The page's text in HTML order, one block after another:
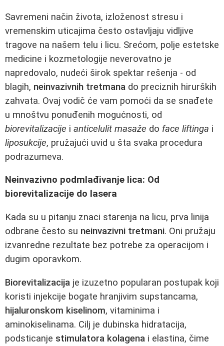
Savremeni način života, izloženost stresu i
vremenskim uticajima često ostavljaju vidljive
tragove na našem telu i licu. Srećom, polje estetske
medicine i kozmetologije neverovatno je
napredovalo, nudeći širok spektar rešenja - od
blagih, neinvazivnih tretmana do preciznih hirurških
zahvata. Ovaj vodič će vam pomoći da se snađete
u mnoštvu ponuđenih mogućnosti, od
biorevitalizacije i anticelulit masaže do face liftinga i
liposukcije, pružajući uvid u šta svaka procedura
podrazumeva.
Neinvazivno podmlađivanje lica: Od
biorevitalizacije do lasera
Kada su u pitanju znaci starenja na licu, prva linija
odbrane često su neinvazivni tretmani. Oni pružaju
izvanredne rezultate bez potrebe za operacijom i
dugim oporavkom.
Biorevitalizacija je izuzetno popularan postupak koji
koristi injekcije bogate hranjivim supstancama,
hijaluronskom kiselinom, vitaminima i
aminokiselinama. Cilj je dubinska hidratacija,
podsticanje stimulatora kolagena i elastina, čime